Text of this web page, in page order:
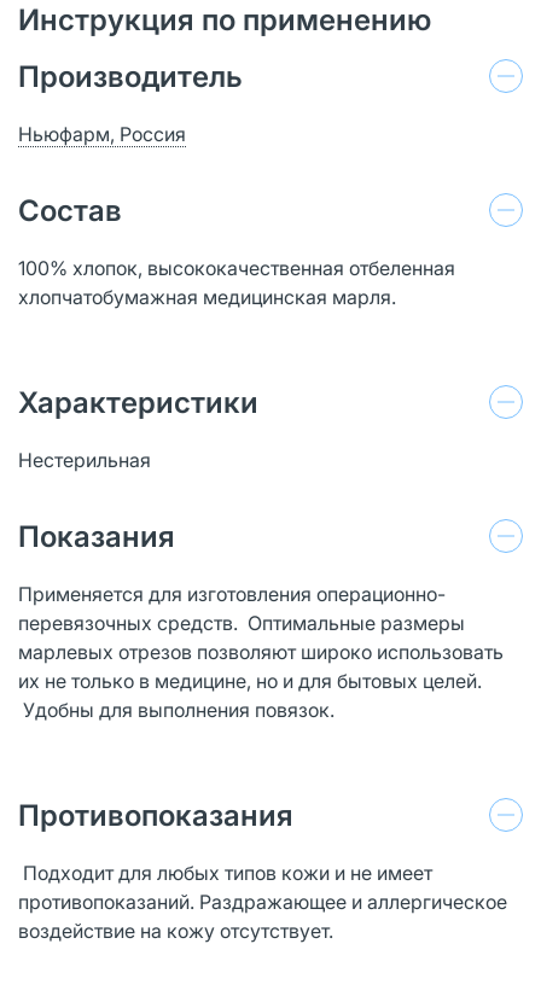
Инструкция по применению
Производитель
Ньюфарм, Россия
Состав
100% хлопок, высококачественная отбеленная
хлопчатобумажная медицинская марля.
Характеристики
Нестерильная
Показания
Применяется для изготовления операционно-
перевязочных средств. Оптимальные размеры
марлевых отрезов позволяют широко использовать
их не только в медицине, но и для бытовых целей.
Удобны для выполнения повязок.
Противопоказания
Подходит для любых типов кожи и не имеет
противопоказаний. Раздражающее и аллергическое
воздействие на кожу отсутствует.